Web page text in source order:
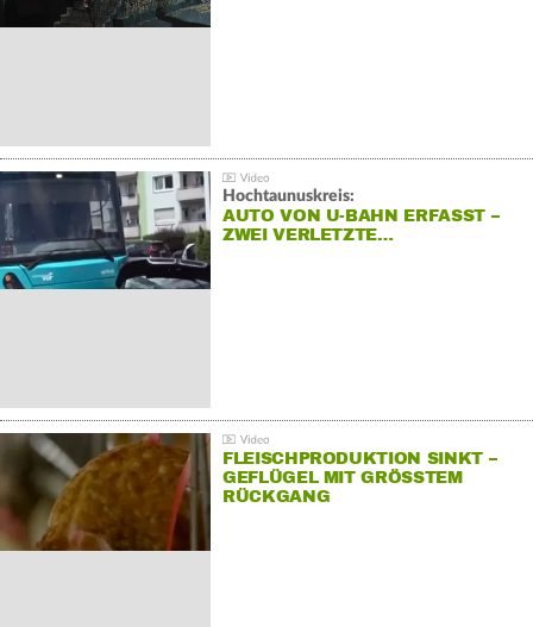
Hochtaunuskreis:
AUTO VON U-BAHN ERFASST –
ZWEI VERLETZTE…
FLEISCHPRODUKTION SINKT –
GEFLÜGEL MIT GRÖSSTEM R
ÜCKGANG